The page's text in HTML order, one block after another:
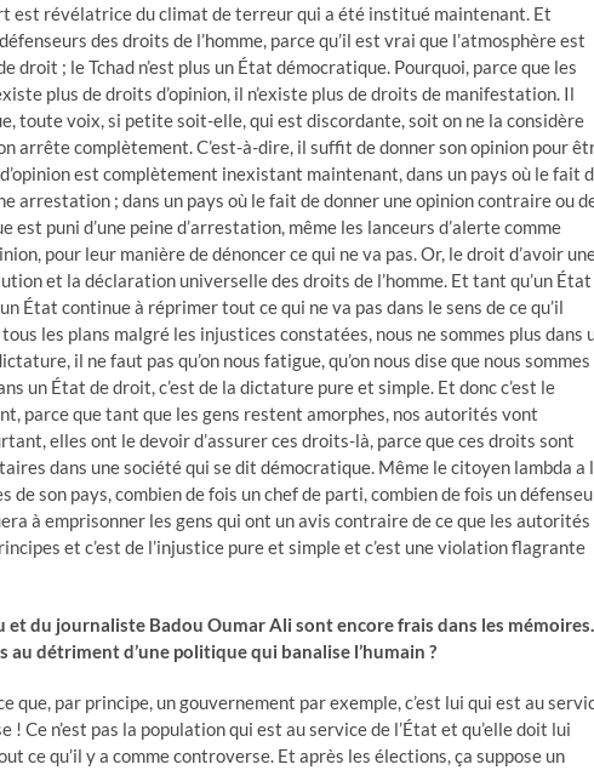
est révélatrice du climat de terreur qui a été institué maintenant. Et
des droits de l’homme, parce qu’il est vrai que l’atmosphère est
droit ; le Tchad n’est plus un État démocratique. Pourquoi, parce que les
plus de droits d’opinion, il n’existe plus de droits de manifestation. Il
toute voix, si petite soit-elle, qui est discordante, soit on ne la considère
arrête complètement. C’est-à-dire, il suffit de donner son opinion pour
est complètement inexistant maintenant, dans un pays où le fait
arrestation ; dans un pays où le fait de donner une opinion contraire ou
puni d’une peine d’arrestation, même les lanceurs d’alerte comme
pour leur manière de dénoncer ce qui ne va pas. Or, le droit d’avoir
et la déclaration universelle des droits de l’homme. Et tant qu’un État
État continue à réprimer tout ce qui ne va pas dans le sens de ce qu’il
les plans malgré les injustices constatées, nous ne sommes plus dans
il ne faut pas qu’on nous fatigue, qu’on nous dise que nous sommes
un État de droit, c’est de la dictature pure et simple. Et donc c’est le
parce que tant que les gens restent amorphes, nos autorités vont
elles ont le devoir d’assurer ces droits-là, parce que ces droits sont
dans une société qui se dit démocratique. Même le citoyen lambda a
son pays, combien de fois un chef de parti, combien de fois un
à emprisonner les gens qui ont un avis contraire de ce que les autorités
et c’est de l’injustice pure et simple et c’est une violation flagrante
et du journaliste Badou Oumar Ali sont encore frais dans les mémoires.
détriment d’une politique qui banalise l’humain ?
que, par principe, un gouvernement par exemple, c’est lui qui est au
! Ce n’est pas la population qui est au service de l’État et qu’elle doit lui
ce qu’il y a comme controverse. Et après les élections, ça suppose un